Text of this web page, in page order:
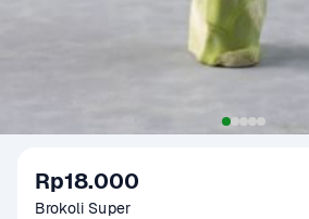
Rp18.000
Brokoli Super